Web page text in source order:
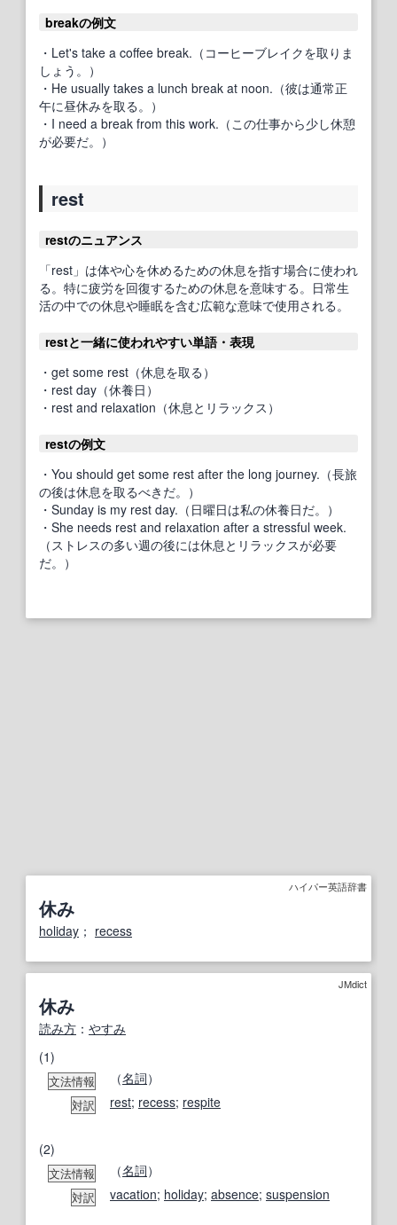
breakの例文
・Let's take a coffee break.（コーヒーブレイクを取りま
しょう。）
・He usually takes a lunch break at noon.（彼は通常正
午に昼休みを取る。）
・I need a break from this work.（この仕事から少し休憩
が必要だ。）
rest
restのニュアンス
「rest」は体や心を休めるための休息を指す場合に使われ
る。特に疲労を回復するための休息を意味する。日常生
活の中での休息や睡眠を含む広範な意味で使用される。
restと一緒に使われやすい単語・表現
・get some rest（休息を取る）
・rest day（休養日）
・rest and relaxation（休息とリラックス）
restの例文
・You should get some rest after the long journey.（長旅
の後は休息を取るべきだ。）
・Sunday is my rest day.（日曜日は私の休養日だ。）
・She needs rest and relaxation after a stressful week.
（ストレスの多い週の後には休息とリラックスが必要
だ。）
ハイパー英語辞書
休み
holiday ； recess
JMdict
休み
読み方 ： やすみ
(1)
文法情報 （名詞）
対訳 rest; recess; respite
(2)
文法情報 （名詞）
対訳 vacation; holiday; absence; suspension